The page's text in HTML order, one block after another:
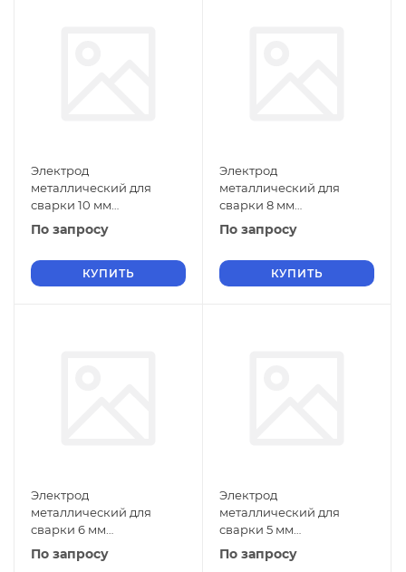
Электрод
металлический для
сварки 10 мм
Э-11Х15Н25М6АГ2 ГОСТ
9466-75
По запросу
КУПИТЬ
Электрод
металлический для
сварки 8 мм
Э-11Х15Н25М6АГ2 ГОСТ
9466-75
По запросу
КУПИТЬ
Электрод
металлический для
сварки 6 мм
Э-11Х15Н25М6АГ2 ГОСТ
9466-75
По запросу
Электрод
металлический для
сварки 5 мм
Э-11Х15Н25М6АГ2 ГОСТ
9466-75
По запросу